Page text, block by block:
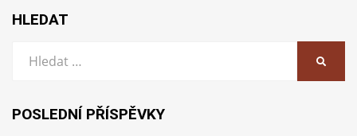
HLEDAT
POSLEDNÍ PŘÍSPĚVKY